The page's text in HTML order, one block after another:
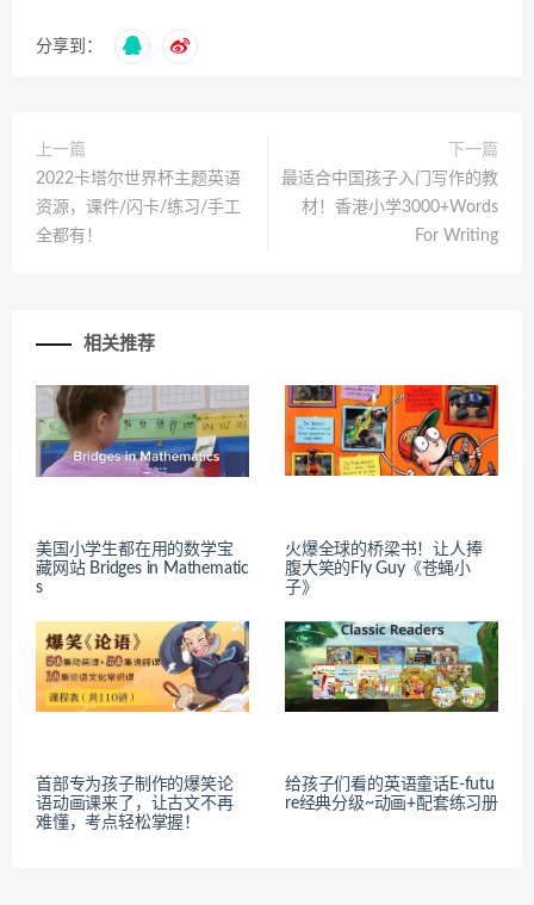
分享到：
上一篇
2022卡塔尔世界杯主题英语
资源，课件/闪卡/练习/手工
全都有！
下一篇
最适合中国孩子入门写作的教
材！香港小学3000+Words
For Writing
相关推荐
美国小学生都在用的数学宝
藏网站 Bridges in Mathematic
s
火爆全球的桥梁书！让人捧
腹大笑的Fly Guy《苍蝇小
子》
首部专为孩子制作的爆笑论
语动画课来了，让古文不再
难懂，考点轻松掌握！
给孩子们看的英语童话E-futu
re经典分级~动画+配套练习册